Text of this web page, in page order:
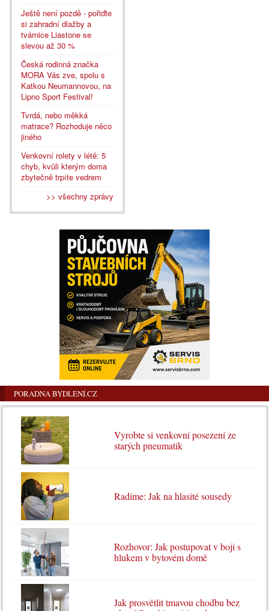
Ještě není pozdě - pořiďte
si zahradní dlažby a
tvárnice Liastone se
slevou až 30 %
Česká rodinná značka
MORA Vás zve, spolu s
Katkou Neumannovou, na
Lipno Sport Festival!
Tvrdá, nebo měkká
matrace? Rozhoduje něco
jiného
Venkovní rolety v létě: 5
chyb, kvůli kterým doma
zbytečně trpíte vedrem
>> všechny zprávy
PORADNA BYDLENÍ.CZ
Vyrobte si venkovní posezení ze
starých pneumatik
Radíme: Jak na hlasité sousedy
Rozhovor: Jak postupovat v boji s
hlukem v bytovém domě
Jak prosvětlit tmavou chodbu bez